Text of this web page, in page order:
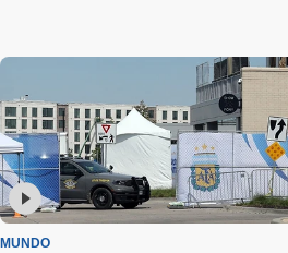
MUNDO